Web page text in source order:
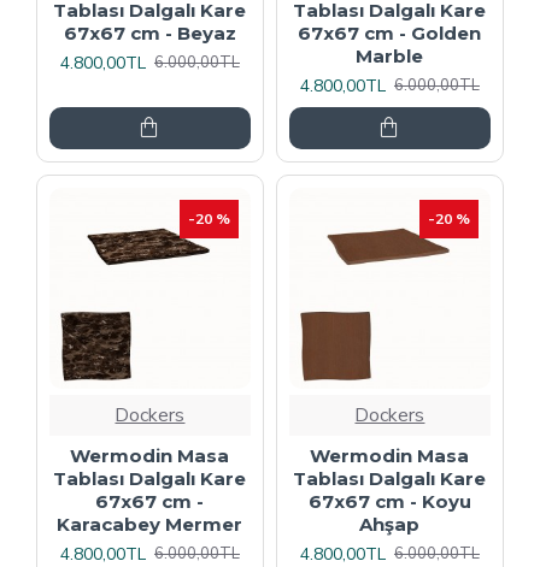
Tablası Dalgalı Kare
67x67 cm - Beyaz
4.800,00TL 6.000,00TL
Tablası Dalgalı Kare
67x67 cm - Golden
Marble
4.800,00TL 6.000,00TL
-20 %
Dockers
Wermodin Masa
Tablası Dalgalı Kare
67x67 cm -
Karacabey Mermer
4.800,00TL 6.000,00TL
-20 %
Dockers
Wermodin Masa
Tablası Dalgalı Kare
67x67 cm - Koyu
Ahşap
4.800,00TL 6.000,00TL